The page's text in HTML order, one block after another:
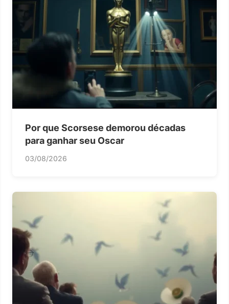
Por que Scorsese demorou décadas
para ganhar seu Oscar
03/08/2026